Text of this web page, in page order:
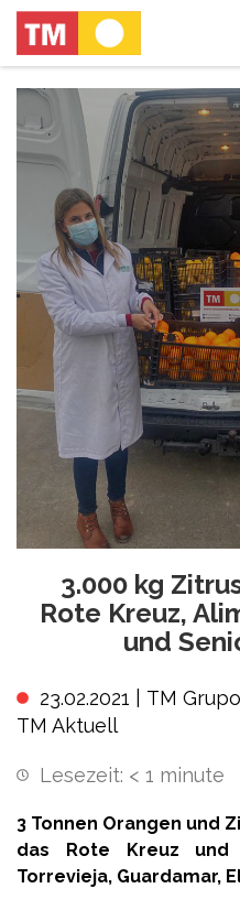
3.000 kg
Rote Kreuz,
und
23.02.2021 | TM
TM Aktuell
Lesezeit: < 1 minute
3 Tonnen Orangen und
das Rote Kreuz und
Torrevieja, Guardamar,